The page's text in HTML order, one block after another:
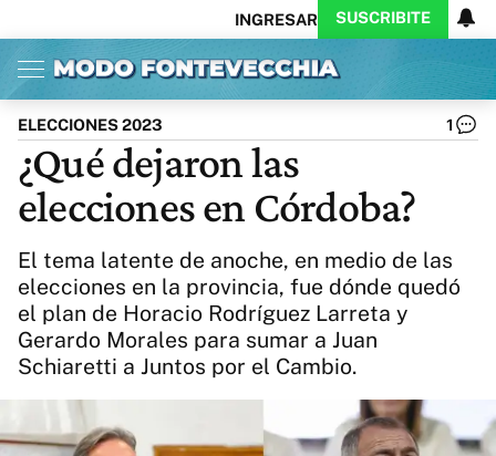
INGRESAR SUSCRIBITE
Inicio Ahora
Opinión
Política
Ciencia
Cultura
Arte
Internacional
Deportes
CARAS
Exitoina
Turismo
Videos
Córdoba
Reperfilar
Business
Noticias
Caras
Exitoina
Gaming
Vivo
Diario del Juicio
Actualidad
ELECCIONES 2023 1
¿Qué dejaron las
elecciones en Córdoba?
El tema latente de anoche, en medio de las
elecciones en la provincia, fue dónde quedó
el plan de Horacio Rodríguez Larreta y
Gerardo Morales para sumar a Juan
Schiaretti a Juntos por el Cambio.